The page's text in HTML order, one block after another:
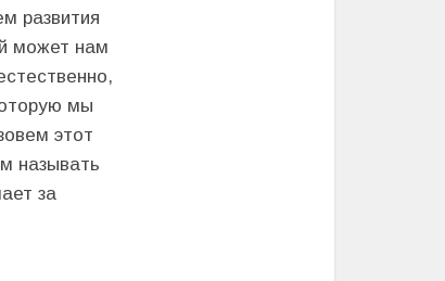
развития
может нам
мы
этот
называть
за